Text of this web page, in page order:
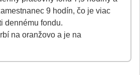
9 hodín, čo je viac
dennému fondu.
na oranžovo a je na